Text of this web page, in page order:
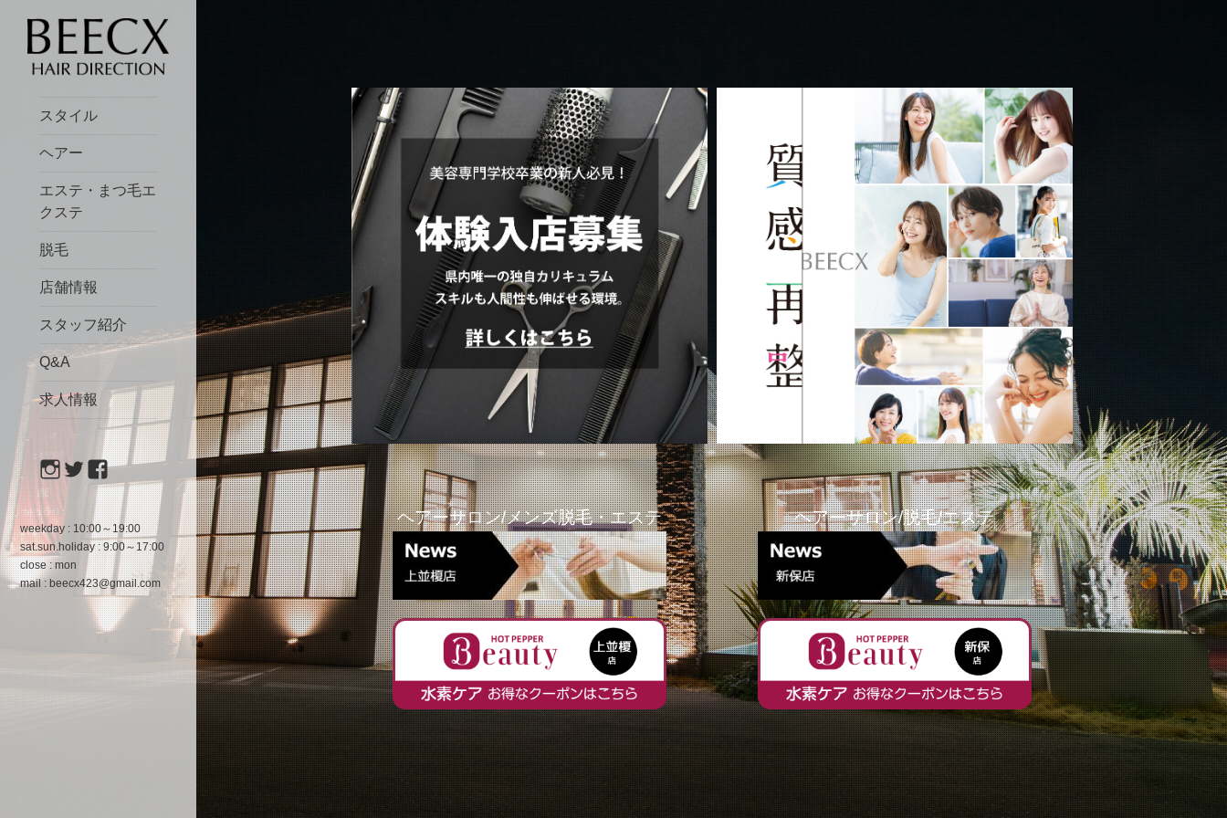
スタイル
ヘアー
エステ・まつ毛エ
クステ
脱毛
店舗情報
スタッフ紹介
Q&A
求人情報
instagram
twitterfacebook
weekday : 10:00～19:00
sat.sun.holiday : 9:00～17:00
close : mon
mail : beecx423@gmail.com
ヘアーサロン/メンズ脱毛・エステ ヘアーサロン/脱毛/エステ